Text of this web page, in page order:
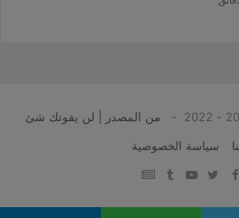
من المصدر | لن يفوتك شئ
سياسة الخصوصية
Facebook
Twitter
YouTube
‏Tumblr
google